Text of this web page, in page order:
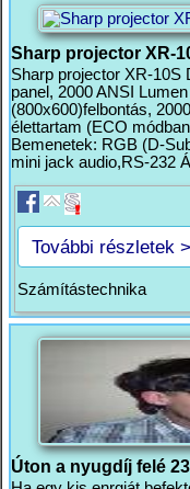
Sharp projector XR-
Sharp projector XR-10S
panel, 2000 ANSI
(800x600)felbontás,
élettartam (ECO
Bemenetek: RGB (D-
mini jack audio,RS-232
További részletek
Számítástechnika
Úton a nyugdíj felé